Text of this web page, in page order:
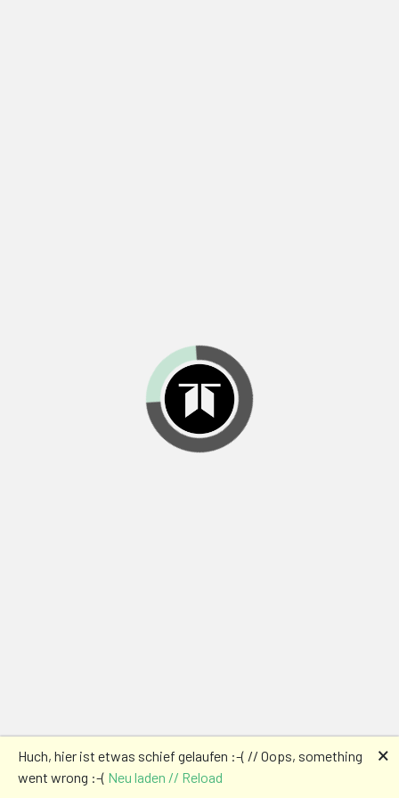
Huch, hier ist etwas schief gelaufen :-( // Oops, something
went wrong :-( Neu laden // Reload
🗙